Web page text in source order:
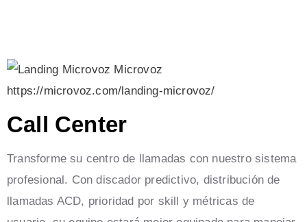
Call Center
Transforme su centro de llamadas con nuestro sistema
profesional. Con discador predictivo, distribución de
llamadas ACD, prioridad por skill y métricas de